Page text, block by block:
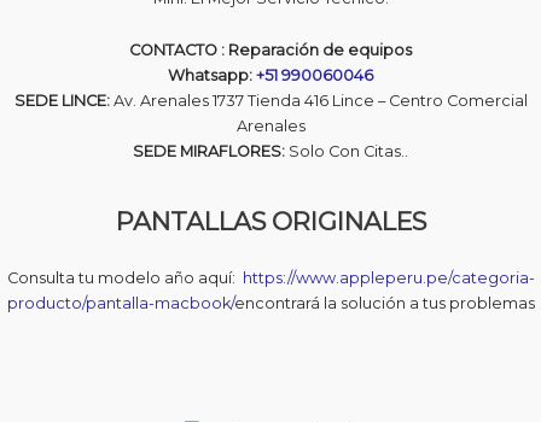
CONTACTO : Reparación de equipos
Whatsapp: +51 990060046
SEDE LINCE: Av. Arenales 1737 Tienda 416 Lince – Centro Comercial
Arenales
SEDE MIRAFLORES: Solo Con Citas..
PANTALLAS ORIGINALES
Consulta tu modelo año aquí: https://www.appleperu.pe/categoria-
producto/pantalla-macbook/encontrará la solución a tus problemas